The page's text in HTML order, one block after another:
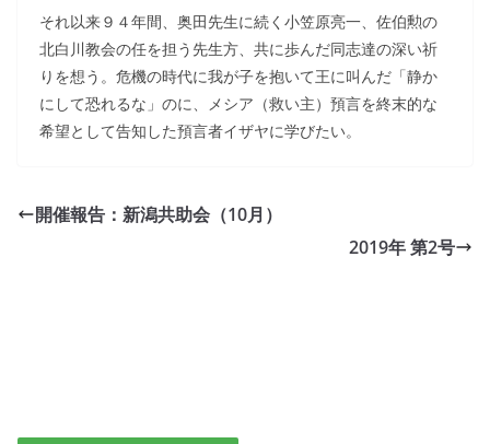
それ以来９４年間、奥田先生に続く小笠原亮一、佐伯勲の
北白川教会の任を担う先生方、共に歩んだ同志達の深い祈
りを想う。危機の時代に我が子を抱いて王に叫んだ「静か
にして恐れるな」のに、メシア（救い主）預言を終末的な
希望として告知した預言者イザヤに学びたい。
開催報告：新潟共助会（10月）
2019年 第2号